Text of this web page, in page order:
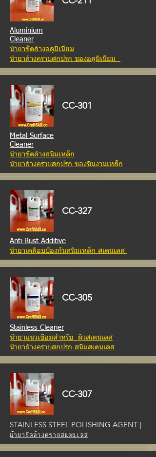
Aluminium
Cleaner
น้ำยาขัดล้างอลูมิเนียม
น้ำยาล้างคราบสกปรก ของอลูมิเนียม
CC-301
Metal Surface
Cleaner
น้ำยาขัดล้างสนิมเหล็ก
น้ำยาล้างคราบสกปรก ของชิ้นงานเหล็ก
CC-327
Anti-Rust Additive
น้ำยาเคลือบป้องกันสนิมเหล็ก สเตนเลส
CC-305
Stainless Cleaner
น้ำยาแนวเชื่อมสำหรับ ผิวสเตนเลส
น้ำยาล้างคราบสกปรก สนิมสเตนเลส
CC-307
STAINLESS STEEL POLISHING AGENT |
น้ำยาขัดล้างคราบสแตนเลส